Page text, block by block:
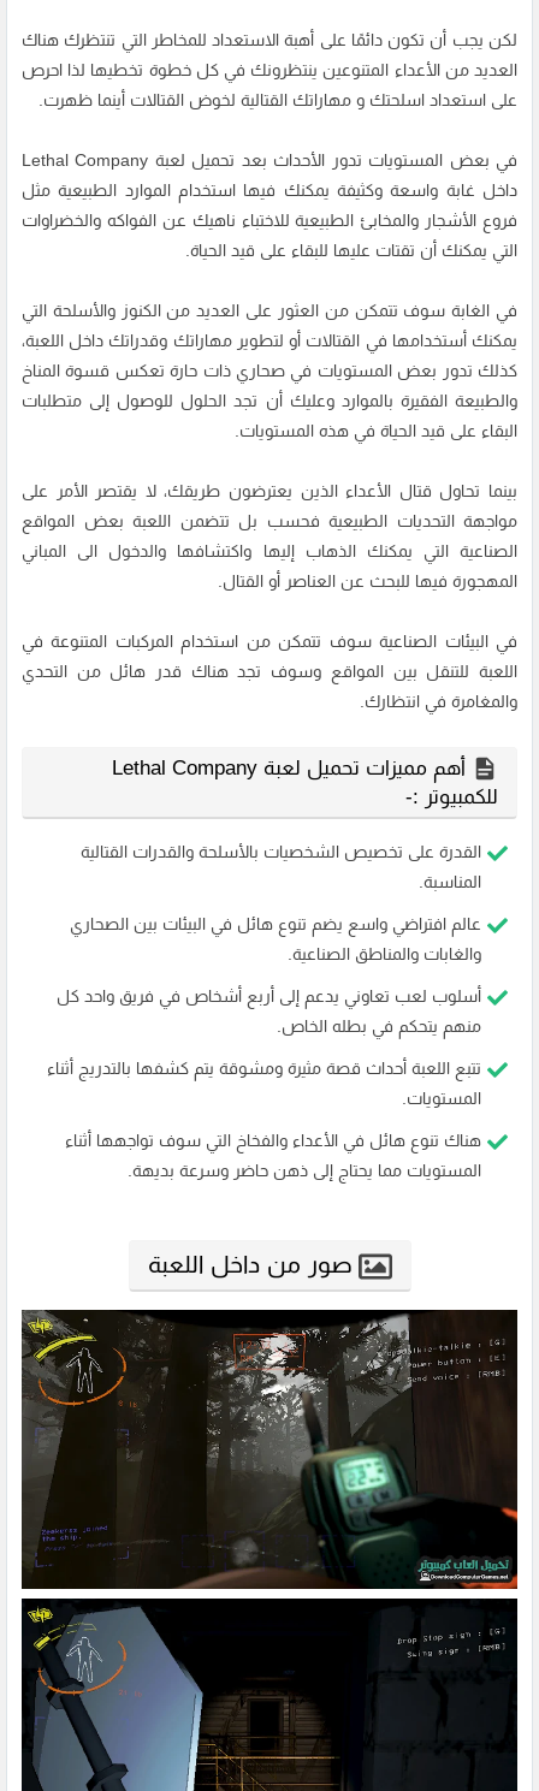
لكن يجب أن تكون دائمًا على أهبة الاستعداد للمخاطر التي تنتظرك هناك
العديد من الأعداء المتنوعين ينتظرونك في كل خطوة تخطيها لذا احرص
على استعداد اسلحتك و مهاراتك القتالية لخوض القتالات أينما ظهرت.
في بعض المستويات تدور الأحداث بعد تحميل لعبة Lethal Company
داخل غابة واسعة وكثيفة يمكنك فيها استخدام الموارد الطبيعية مثل
فروع الأشجار والمخابئ الطبيعية للاختباء ناهيك عن الفواكه والخضراوات
التي يمكنك أن تقتات عليها للبقاء على قيد الحياة.
في الغابة سوف تتمكن من العثور على العديد من الكنوز والأسلحة التي
يمكنك أستخدامها في القتالات أو لتطوير مهاراتك وقدراتك داخل اللعبة،
كذلك تدور بعض المستويات في صحاري ذات حارة تعكس قسوة المناخ
والطبيعة الفقيرة بالموارد وعليك أن تجد الحلول للوصول إلى متطلبات
البقاء على قيد الحياة في هذه المستويات.
بينما تحاول قتال الأعداء الذين يعترضون طريقك، لا يقتصر الأمر على
مواجهة التحديات الطبيعية فحسب بل تتضمن اللعبة بعض المواقع
الصناعية التي يمكنك الذهاب إليها واكتشافها والدخول الى المباني
المهجورة فيها للبحث عن العناصر أو القتال.
في البيئات الصناعية سوف تتمكن من استخدام المركبات المتنوعة في
اللعبة للتنقل بين المواقع وسوف تجد هناك قدر هائل من التحدي
والمغامرة في انتظارك.
أهم مميزات تحميل لعبة Lethal Company
للكمبيوتر :-
القدرة على تخصيص الشخصيات بالأسلحة والقدرات القتالية
المناسبة.
عالم افتراضي واسع يضم تنوع هائل في البيئات بين الصحاري
والغابات والمناطق الصناعية.
أسلوب لعب تعاوني يدعم إلى أربع أشخاص في فريق واحد كل
منهم يتحكم في بطله الخاص.
تتبع اللعبة أحداث قصة مثيرة ومشوقة يتم كشفها بالتدريج أثناء
المستويات.
هناك تنوع هائل في الأعداء والفخاخ التي سوف تواجهها أثناء
المستويات مما يحتاج إلى ذهن حاضر وسرعة بديهة.
صور من داخل اللعبة